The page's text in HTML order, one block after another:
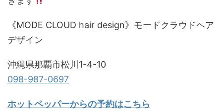
《MODE CLOUD hair design》モードクラウドヘア
デザイン
沖縄県那覇市松川1-4-10
098-987-0697
ホットペッパーからの予約はこちら